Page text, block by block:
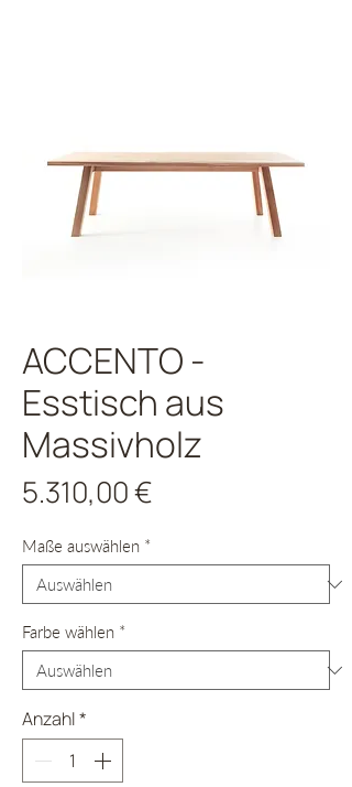
ACCENTO -
Esstisch aus
Massivholz
5.310,00 €
Maße auswählen *
Farbe wählen *
Anzahl*